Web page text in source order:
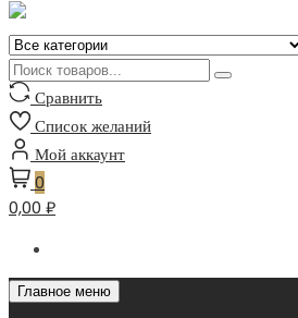
Сравнить
Список желаний
Мой аккаунт
0
0,00 ₽
Главное меню